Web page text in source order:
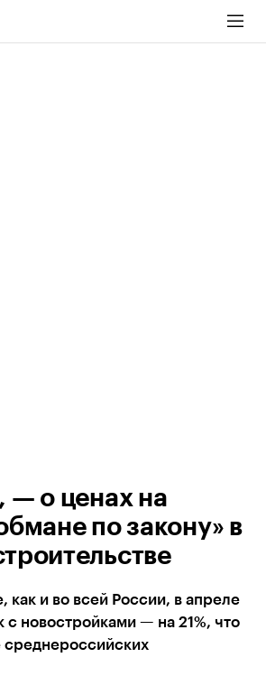
— о ценах на
по закону» в
как и во всей России, в апреле
с новостройками — на 21%, что